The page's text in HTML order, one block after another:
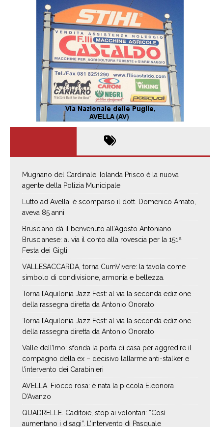
Mugnano del Cardinale, Iolanda Prisco è la nuova
agente della Polizia Municipale
Lutto ad Avella: è scomparso il dott. Domenico Amato,
aveva 85 anni
Brusciano dà il benvenuto all’Agosto Antoniano
Bruscianese: al via il conto alla rovescia per la 151ª
Festa dei Gigli
VALLESACCARDA, torna CumVivere: la tavola come
simbolo di condivisione, armonia e bellezza.
Torna l’Aquilonia Jazz Fest: al via la seconda edizione
della rassegna diretta da Antonio Onorato
Torna l’Aquilonia Jazz Fest: al via la seconda edizione
della rassegna diretta da Antonio Onorato
Valle dell’Irno: sfonda la porta di casa per aggredire il
compagno della ex – decisivo l’allarme anti-stalker e
l’intervento dei Carabinieri
AVELLA. Fiocco rosa: è nata la piccola Eleonora
D’Avanzo
QUADRELLE. Caditoie, stop ai volontari: “Così
aumentano i disagi”. L’intervento di Pasquale